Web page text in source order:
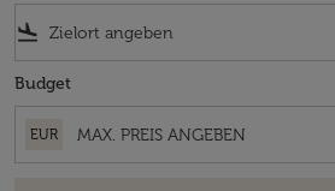
flight_land
Budget
EUR